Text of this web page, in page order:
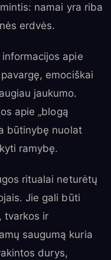
namai yra riba
erdvės.
apie
emociškai
jaukumo.
apie „blogą
būtinybę nuolat
ramybę.
ritualai neturėtų
Jie gali būti
tvarkos ir
saugumą kuria
durys,